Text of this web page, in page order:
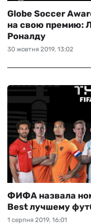
30 жовтня 2019, 13:02
Globe Soccer
на свою премию:
Роналду
1 серпня 2019, 16:01
ФИФА назвала
Best лучшему